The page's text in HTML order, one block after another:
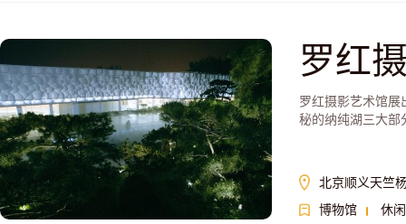
罗红
罗红摄影艺术馆展
秘的纳纯湖三大部
北京顺义天竺
博物馆
休